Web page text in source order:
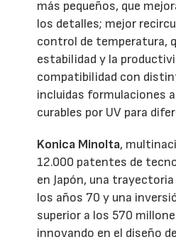
más pequeños, que
los detalles; mejor
control de temperatura,
estabilidad y la
compatibilidad con
incluidas formulaciones
curables por UV para
Konica Minolta,
12.000 patentes de
en Japón, una
los años 70 y una
superior a los 570
innovando en el diseño